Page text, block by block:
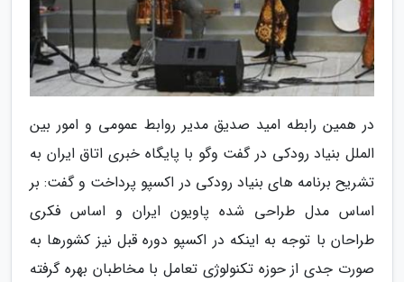
در همین رابطه امید صدیق مدیر روابط عمومی و امور بین
الملل بنیاد رودکی در گفت وگو با پایگاه خبری اتاق ایران به
تشریح برنامه های بنیاد رودکی در اکسپو پرداخت و گفت: بر
اساس مدل طراحی شده پاویون ایران و اساس فکری
طراحان با توجه به اینکه در اکسپو دوره قبل نیز کشورها به
صورت جدی از حوزه تکنولوژی تعامل با مخاطبان بهره گرفته